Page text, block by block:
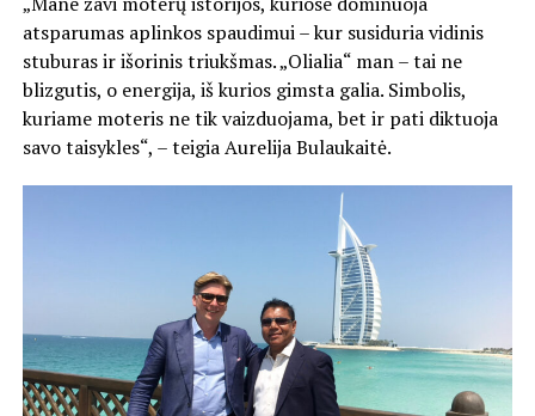
atsparumas aplinkos spaudimui – kur susiduria vidinis
stuburas ir išorinis triukšmas. „Olialia“ man – tai ne
blizgutis, o energija, iš kurios gimsta galia. Simbolis,
kuriame moteris ne tik vaizduojama, bet ir pati diktuoja
savo taisykles“, – teigia Aurelija Bulaukaitė.